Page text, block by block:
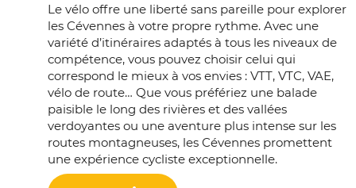
Le vélo offre une liberté sans pareille pour explorer
les Cévennes à votre propre rythme. Avec une
variété d’itinéraires adaptés à tous les niveaux de
compétence, vous pouvez choisir celui qui
correspond le mieux à vos envies : VTT, VTC, VAE,
vélo de route… Que vous préfériez une balade
paisible le long des rivières et des vallées
verdoyantes ou une aventure plus intense sur les
routes montagneuses, les Cévennes promettent
une expérience cycliste exceptionnelle.